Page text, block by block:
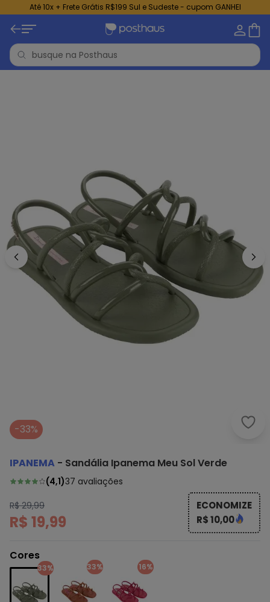
Até 10x + Frete Grátis R$199 Sul e Sudeste - cupom GANHEI
-33%
IPANEMA - Sandália Ipanema Meu Sol Verde
(4,1)37 avaliações
R$ 29,99
R$ 19,99
ECONOMIZE
R$ 10,00
Cores
33% 33% 16%